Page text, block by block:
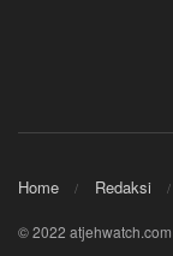
Home Redaksi
© 2022 atjehwatch.com